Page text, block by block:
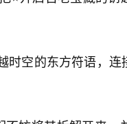
时空的东方符语，